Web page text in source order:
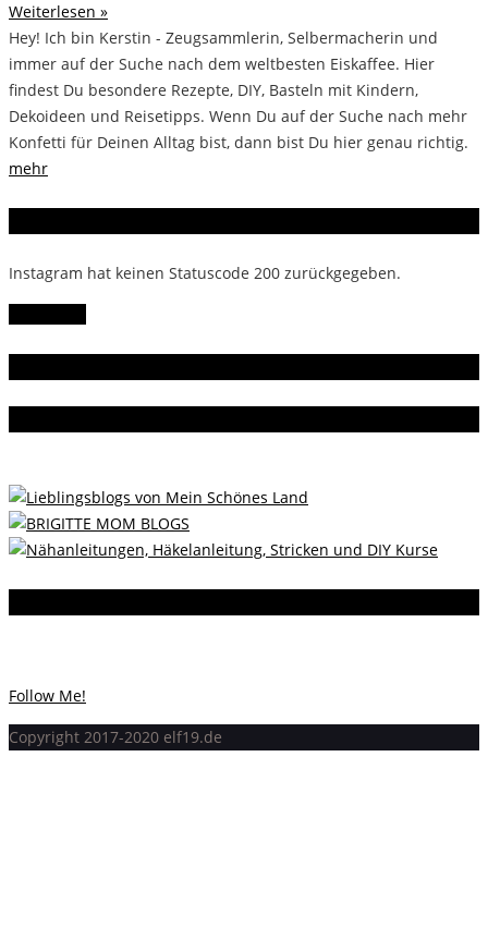
Weiterlesen »
Hey! Ich bin Kerstin - Zeugsammlerin, Selbermacherin und
immer auf der Suche nach dem weltbesten Eiskaffee. Hier
findest Du besondere Rezepte, DIY, Basteln mit Kindern,
Dekoideen und Reisetipps. Wenn Du auf der Suche nach mehr
Konfetti für Deinen Alltag bist, dann bist Du hier genau richtig.
mehr
Instagram hat keinen Statuscode 200 zurückgegeben.
Follow Me!
Copyright 2017-2020 elf19.de